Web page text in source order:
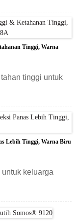
untuk sol PU,
seni & desain,
Tinggi, Warna
tinggi untuk
memiliki
dengan
berwarna kuning
berbagai macam
model konsep, dan
industri
Lebih Tinggi, Warna Biru
keluarga
Bagian yang
dan
bagi produsen dan